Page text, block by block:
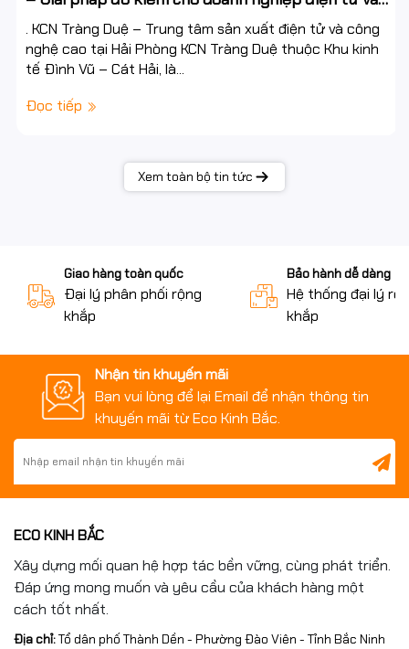
công nghiệp công nghệ cao
. KCN Tràng Duệ – Trung tâm sản xuất điện tử và công
nghệ cao tại Hải Phòng KCN Tràng Duệ thuộc Khu kinh
tế Đình Vũ – Cát Hải, là...
Đọc tiếp
Xem toàn bộ tin tức
Giao hàng toàn quốc
Đại lý phân phối rộng
khắp
Bảo hành dễ dàng
Hệ thống đại lý
khắp
Nhận tin khuyến mãi
Bạn vui lòng để lại Email để nhận thông tin
khuyến mãi từ Eco Kinh Bắc.
ECO KINH BẮC
Xây dựng mối quan hệ hợp tác bền vững, cùng phát triển.
Đáp ứng mong muốn và yêu cầu của khách hàng một
cách tốt nhất.
Địa chỉ:Tổ dân phố Thành Dền - Phường Đào Viên - Tỉnh Bắc Ninh